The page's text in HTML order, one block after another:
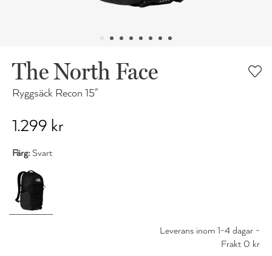
The North Face
Ryggsäck Recon 15"
1.299 kr
Färg: Svart
Leverans inom 1-4 dagar -
Frakt 0 kr